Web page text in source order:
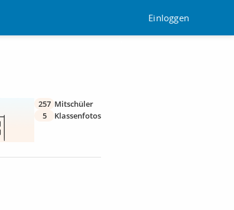
Einloggen
257 Mitschüler
5
Klassenfotos